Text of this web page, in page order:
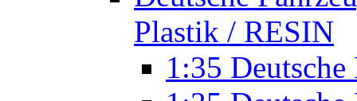
Plastik / RESIN
1:35